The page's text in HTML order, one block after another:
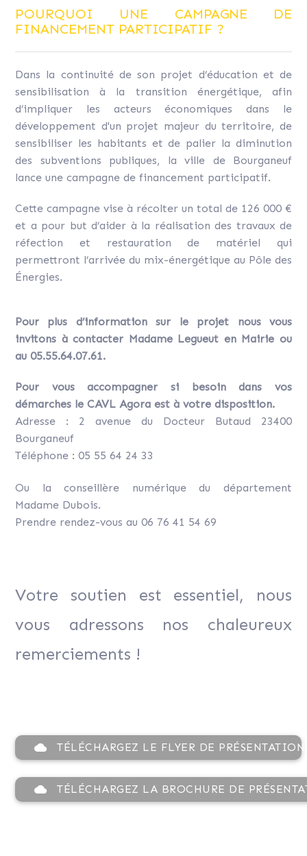
POURQUOI UNE CAMPAGNE DE
FINANCEMENT PARTICIPATIF ?
Dans la continuité de son projet d’éducation et de
sensibilisation à la transition énergétique, afin
d’impliquer les acteurs économiques dans le
développement d'un projet majeur du territoire, de
sensibiliser les habitants et de palier la diminution
des subventions publiques, la ville de Bourganeuf
lance une campagne de financement participatif.
Cette campagne vise à récolter un total de 126 000 €
et a pour but d’aider à la réalisation des travaux de
réfection et restauration de matériel qui
permettront l’arrivée du mix-énergétique au Pôle des
Énergies.
Pour plus d’information sur le projet nous vous
invitons à contacter Madame Legueut en Mairie ou
au 05.55.64.07.61.
Pour vous accompagner si besoin dans vos
démarches le CAVL Agora est à votre disposition.
Adresse : 2 avenue du Docteur Butaud 23400
Bourganeuf
Téléphone : 05 55 64 24 33
Ou la conseillère numérique du département
Madame Dubois.
Prendre rendez-vous au 06 76 41 54 69
Votre soutien est essentiel, nous
vous adressons nos chaleureux
remerciements !
cloud TÉLÉCHARGEZ LE FLYER DE PRÉSENTATION
cloud TÉLÉCHARGEZ LA BROCHURE DE